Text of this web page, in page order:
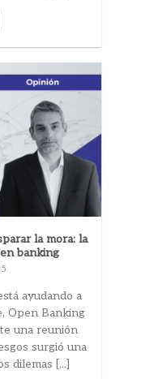
la mora: la
banking
ayudando a
Open Banking
una reunión
surgió una
dilemas [...]